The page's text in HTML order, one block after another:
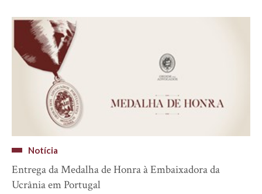
Notícia
Entrega da Medalha de Honra à Embaixadora da
Ucrânia em Portugal